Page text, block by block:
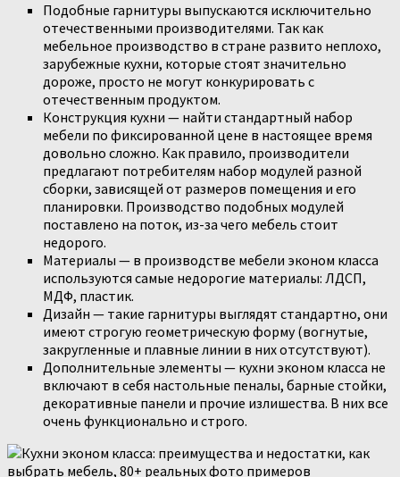
Подобные гарнитуры выпускаются исключительно
отечественными производителями. Так как
мебельное производство в стране развито неплохо,
зарубежные кухни, которые стоят значительно
дороже, просто не могут конкурировать с
отечественным продуктом.
Конструкция кухни — найти стандартный набор
мебели по фиксированной цене в настоящее время
довольно сложно. Как правило, производители
предлагают потребителям набор модулей разной
сборки, зависящей от размеров помещения и его
планировки. Производство подобных модулей
поставлено на поток, из-за чего мебель стоит
недорого.
Материалы — в производстве мебели эконом класса
используются самые недорогие материалы: ЛДСП,
МДФ, пластик.
Дизайн — такие гарнитуры выглядят стандартно, они
имеют строгую геометрическую форму (вогнутые,
закругленные и плавные линии в них отсутствуют).
Дополнительные элементы — кухни эконом класса не
включают в себя настольные пеналы, барные стойки,
декоративные панели и прочие излишества. В них все
очень функционально и строго.